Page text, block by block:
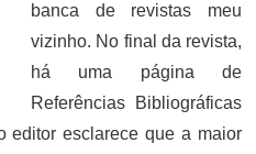
banca de revistas meu
vizinho. No final da revista,
há uma página de
Referências Bibliográficas
editor esclarece que a maior